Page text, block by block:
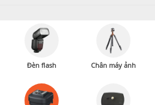
Đèn flash Chân máy ảnh